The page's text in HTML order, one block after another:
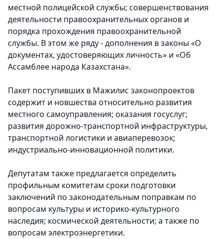
местной полицейской службы; совершенствования
деятельности правоохранительных органов и
порядка прохождения правоохранительной
службы. В этом же ряду - дополнения в законы «О
документах, удостоверяющих личность» и «Об
Ассамблее народа Казахстана».
Пакет поступивших в Мажилис законопроектов
содержит и новшества относительно развития
местного самоуправления; оказания госуслуг;
развития дорожно-транспортной инфраструктуры,
транспортной логистики и авиаперевозок;
индустриально-инновационной политики.
Депутатам также предлагается определить
профильным комитетам сроки подготовки
заключений по законодательным поправкам по
вопросам культуры и историко-культурного
наследия; космической деятельности; а также по
вопросам электроэнергетики.